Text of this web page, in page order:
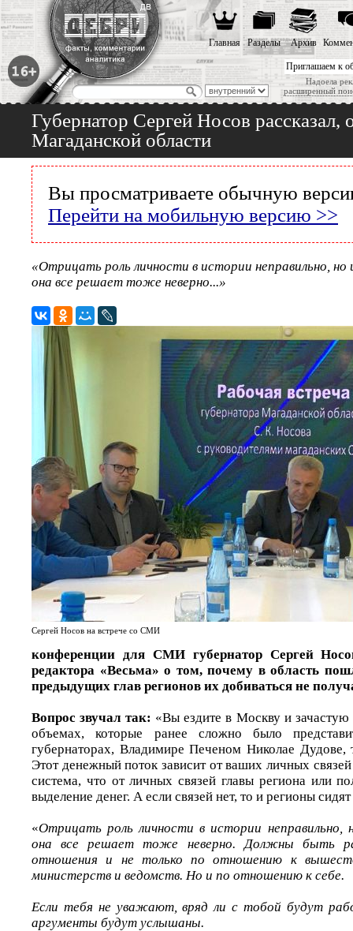
Приглашаем к
Надоела
расширенный
Главная Разделы Архив
Губернатор Сергей Носов рассказал,
Магаданской области
Вы просматриваете обычную
Перейти на мобильную версию >>
«Отрицать роль личности в истории неправильно,
она все решает тоже неверно...»
Сергей Носов на встрече со СМИ
конференции для СМИ губернатор Сергей
редактора «Весьма» о том, почему в область
предыдущих глав регионов их добиваться не
Вопрос звучал так: «Вы ездите в Москву и зачастую
объемах, которые ранее сложно было
губернаторах, Владимире Печеном Николае Дудове,
Этот денежный поток зависит от ваших личных
система, что от личных связей главы региона или
выделение денег. А если связей нет, то и регионы
«Отрицать роль личности в истории
она все решает тоже неверно. Должны быть
отношения и не только по отношению к
министерств и ведомств. Но и по отношению к себе.
Если тебя не уважают, вряд ли с тобой будут
аргументы будут услышаны.